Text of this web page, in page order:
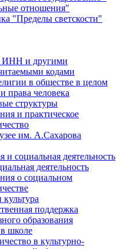
отношения"
"Пределы светскости"
ИНН и другими
кодами
в обществе в целом
права человека
структуры
и практическое
им. А.Сахарова
и социальная деятельность
деятельность
о социальном
поддержка
образования
школе
в культурно-